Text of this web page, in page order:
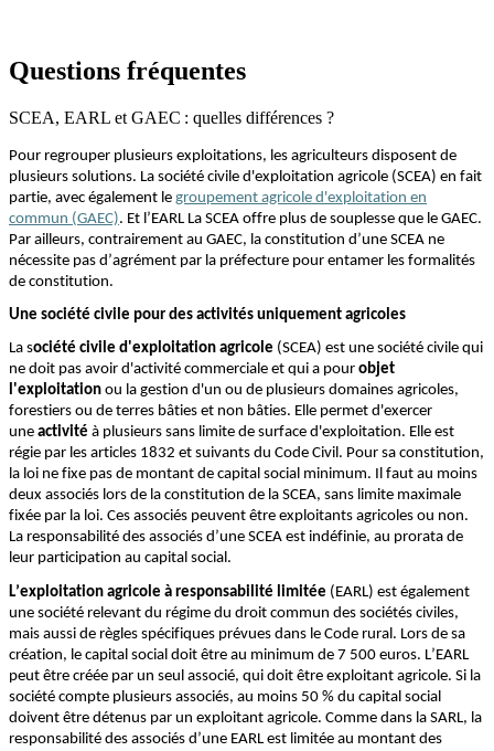
Questions fréquentes
SCEA, EARL et GAEC : quelles différences ?
Pour regrouper plusieurs exploitations, les agriculteurs disposent de
plusieurs solutions. La société civile d'exploitation agricole (SCEA) en fait
partie, avec également le groupement agricole d'exploitation en
commun (GAEC). Et l’EARL La SCEA offre plus de souplesse que le GAEC.
Par ailleurs, contrairement au GAEC, la constitution d’une SCEA ne
nécessite pas d’agrément par la préfecture pour entamer les formalités
de constitution.
Une société civile pour des activités uniquement agricoles
La société civile d'exploitation agricole (SCEA) est une société civile qui
ne doit pas avoir d'activité commerciale et qui a pour objet
l'exploitation ou la gestion d'un ou de plusieurs domaines agricoles,
forestiers ou de terres bâties et non bâties. Elle permet d'exercer
une activité à plusieurs sans limite de surface d'exploitation. Elle est
régie par les articles 1832 et suivants du Code Civil. Pour sa constitution,
la loi ne fixe pas de montant de capital social minimum. Il faut au moins
deux associés lors de la constitution de la SCEA, sans limite maximale
fixée par la loi. Ces associés peuvent être exploitants agricoles ou non.
La responsabilité des associés d’une SCEA est indéfinie, au prorata de
leur participation au capital social.
L’exploitation agricole à responsabilité limitée (EARL) est également
une société relevant du régime du droit commun des sociétés civiles,
mais aussi de règles spécifiques prévues dans le Code rural. Lors de sa
création, le capital social doit être au minimum de 7 500 euros. L’EARL
peut être créée par un seul associé, qui doit être exploitant agricole. Si la
société compte plusieurs associés, au moins 50 % du capital social
doivent être détenus par un exploitant agricole. Comme dans la SARL, la
responsabilité des associés d’une EARL est limitée au montant des